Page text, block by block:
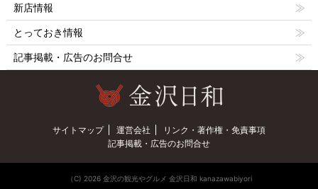
新店情報
とっておき情報
記事掲載・広告のお問合せ
サイトマップ 運営会社
リンク・著作権・免責事項
記事掲載・広告のお問合せ
（C) 2026 金沢の観光やグルメ 金沢日和 kanazawabiyori